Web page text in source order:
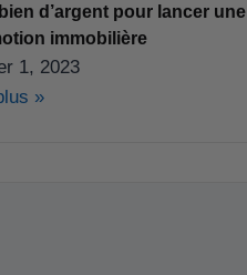
d’argent pour lancer une
immobilière
1, 2023
»